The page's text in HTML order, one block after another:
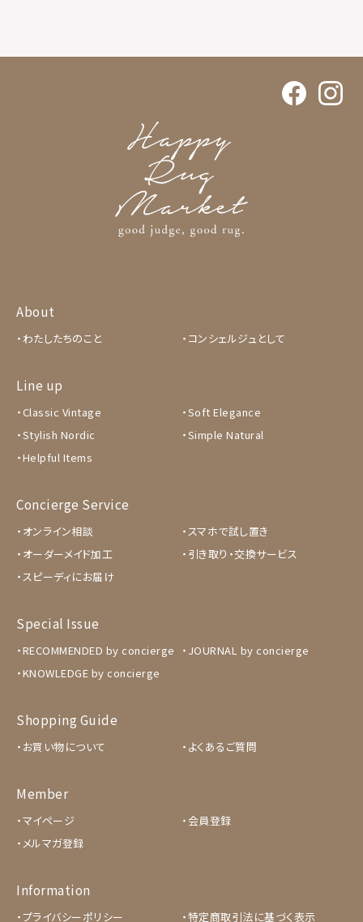
About
わたしたちのこと コンシェルジュとして
Line up
Classic Vintage
Soft Elegance
Stylish Nordic
Simple Natural
Helpful Items
Concierge Service
オンライン相談
スマホで試し置き
オーダーメイド加工
引き取り・交換サービス
スピーディにお届け
Special Issue
RECOMMENDED by concierge
JOURNAL by concierge
KNOWLEDGE by concierge
Shopping Guide
お買い物について よくあるご質問
Member
マイページ
会員登録
メルマガ登録
Information
プライバシーポリシー 特定商取引法に基づく表示